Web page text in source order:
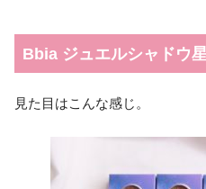
Bbia ジュエルシャドウ
見た目はこんな感じ。